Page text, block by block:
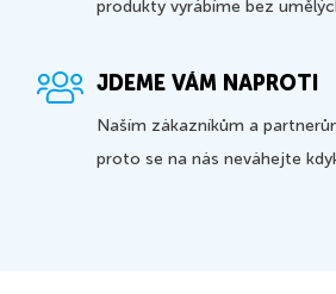
produkty vyrábíme bez
JDEME VÁM NAPROTI
Naším zákazníkům a
proto se na nás neváhejte